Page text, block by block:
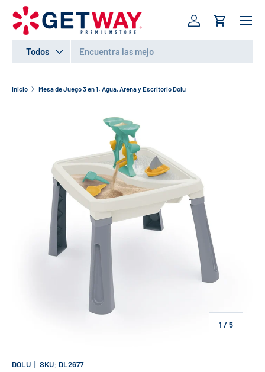
IR AL CONTENIDO
Todos
Iniciar sesión
Carrito
Inicio Mesa de Juego 3 en 1: Agua, Arena y Escritorio Dolu
1 / de
5
DOLU | SKU: DL2677